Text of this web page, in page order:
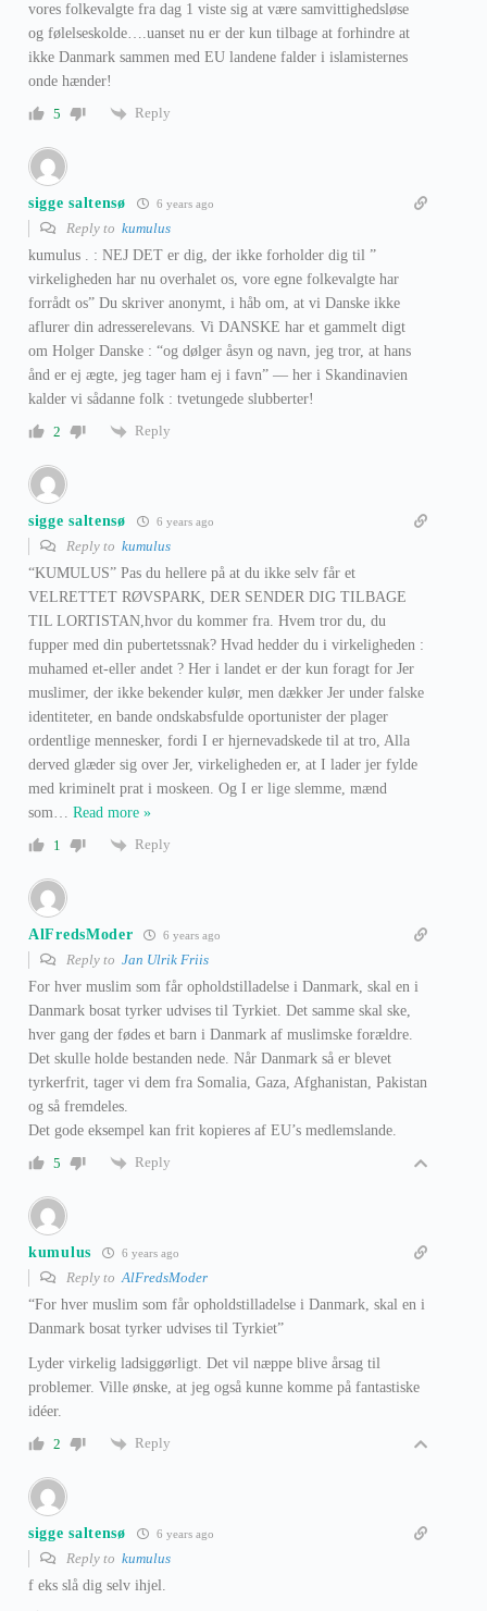
vores folkevalgte fra dag 1 viste sig at være samvittighedsløse
og følelseskolde….uanset nu er der kun tilbage at forhindre at
ikke Danmark sammen med EU landene falder i islamisternes
onde hænder!
5
Reply
sigge saltensø 6 years ago
Reply to kumulus
kumulus . : NEJ DET er dig, der ikke forholder dig til ”
virkeligheden har nu overhalet os, vore egne folkevalgte har
forrådt os” Du skriver anonymt, i håb om, at vi Danske ikke
aflurer din adresserelevans. Vi DANSKE har et gammelt digt
om Holger Danske : “og dølger åsyn og navn, jeg tror, at hans
ånd er ej ægte, jeg tager ham ej i favn” — her i Skandinavien
kalder vi sådanne folk : tvetungede slubberter!
2
Reply
sigge saltensø 6 years ago
Reply to kumulus
“KUMULUS” Pas du hellere på at du ikke selv får et
VELRETTET RØVSPARK, DER SENDER DIG TILBAGE
TIL LORTISTAN,hvor du kommer fra. Hvem tror du, du
fupper med din pubertetssnak? Hvad hedder du i virkeligheden :
muhamed et-eller andet ? Her i landet er der kun foragt for Jer
muslimer, der ikke bekender kulør, men dækker Jer under falske
identiteter, en bande ondskabsfulde oportunister der plager
ordentlige mennesker, fordi I er hjernevadskede til at tro, Alla
derved glæder sig over Jer, virkeligheden er, at I lader jer fylde
med kriminelt prat i moskeen. Og I er lige slemme, mænd
som… Read more »
1
Reply
AlFredsModer 6 years ago
Reply to Jan Ulrik Friis
For hver muslim som får opholdstilladelse i Danmark, skal en i
Danmark bosat tyrker udvises til Tyrkiet. Det samme skal ske,
hver gang der fødes et barn i Danmark af muslimske forældre.
Det skulle holde bestanden nede. Når Danmark så er blevet
tyrkerfrit, tager vi dem fra Somalia, Gaza, Afghanistan, Pakistan
og så fremdeles.
Det gode eksempel kan frit kopieres af EU’s medlemslande.
5
Reply
kumulus 6 years ago
Reply toAlFredsModer
“For hver muslim som får opholdstilladelse i Danmark, skal en i
Danmark bosat tyrker udvises til Tyrkiet”
Lyder virkelig ladsiggørligt. Det vil næppe blive årsag til
problemer. Ville ønske, at jeg også kunne komme på fantastiske
idéer.
2
Reply
sigge saltensø 6 years ago
Reply to kumulus
f eks slå dig selv ihjel.